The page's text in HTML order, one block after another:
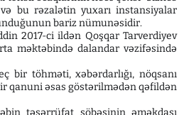
bu rəzalətin yuxarı instansiyalar
bariz nümunəsidir.
2017-ci ildən Qoşqar Tarverdiyev
məktəbində dalandar vəzifəsində
bir töhməti, xəbərdarlığı, nöqsanı
qanuni əsas göstərilmədən qəfildən
təsərrüfat şöbəsinin əməkdaşı